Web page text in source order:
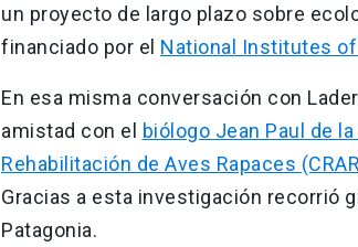
un proyecto de largo plazo sobre
financiado por el National Institutes
En esa misma conversación con
amistad con el
biólogo Jean Paul de
Rehabilitación de Aves Rapaces
Gracias a esta investigación recorrió
Patagonia.